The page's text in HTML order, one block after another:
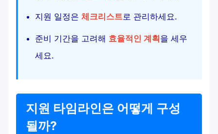
지원 일정은체크리스트로 관리하세요.
준비 기간을 고려해 효율적인 계획을 세우
세요.
지원 타임라인은 어떻게 구성
될까?